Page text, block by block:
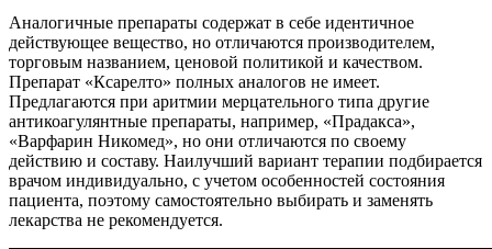
Аналогичные препараты содержат в себе идентичное
действующее вещество, но отличаются производителем,
торговым названием, ценовой политикой и качеством.
Препарат «Ксарелто» полных аналогов не имеет.
Предлагаются при аритмии мерцательного типа другие
антикоагулянтные препараты, например, «Прадакса»,
«Варфарин Никомед», но они отличаются по своему
действию и составу. Наилучший вариант терапии подбирается
врачом индивидуально, с учетом особенностей состояния
пациента, поэтому самостоятельно выбирать и заменять
лекарства не рекомендуется.